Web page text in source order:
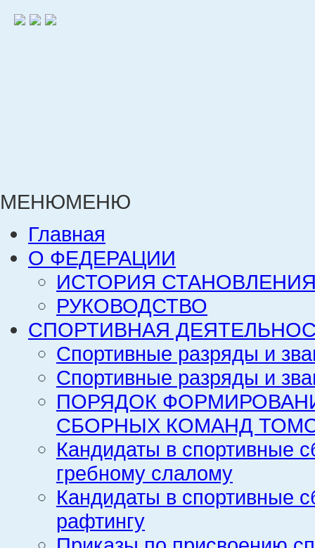
МЕНЮМЕНЮ
Главная
О ФЕДЕРАЦИИ
ИСТОРИЯ
РУКОВОДСТВО
СПОРТИВНАЯ
Спортивные разряды и
Спортивные разряды и
ПОРЯДОК
СБОРНЫХ КОМАНД
Кандидаты в спортивные
гребному слалому
Кандидаты в спортивные
рафтингу